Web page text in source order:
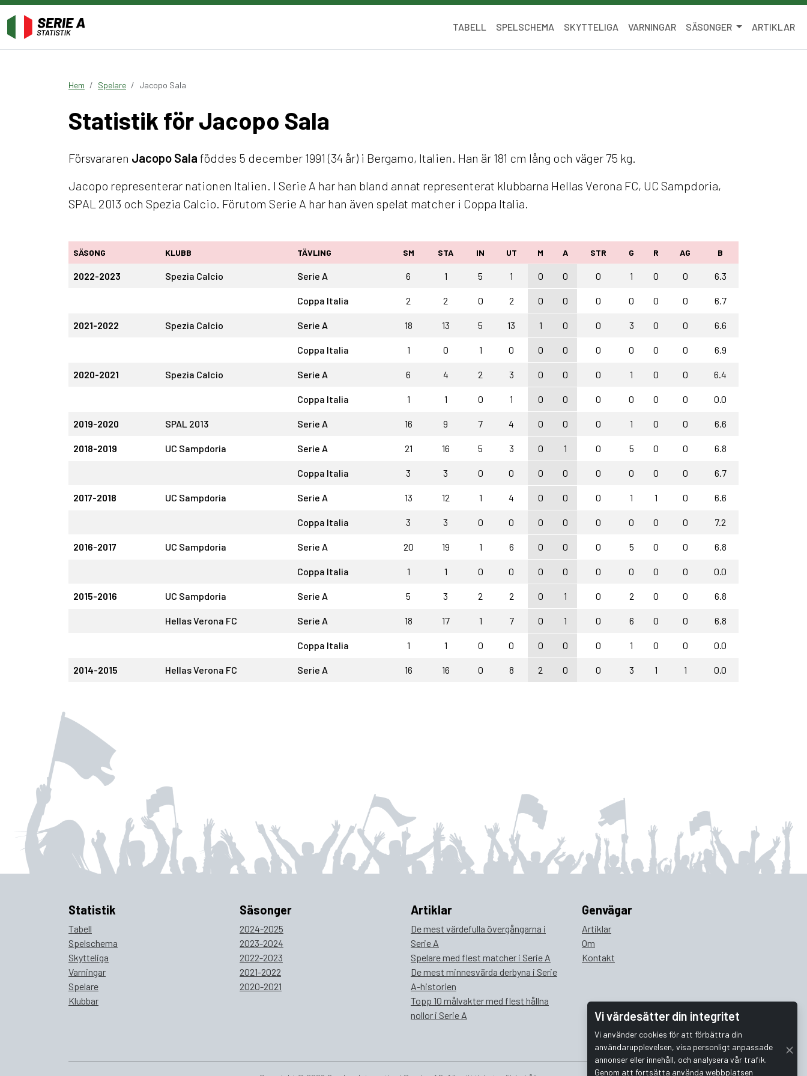
Vi värdesätter din integritet
Vi använder cookies för att förbättra din
användarupplevelsen, visa personligt anpassade
annonser eller innehåll, och analysera vår trafik.
Genom att fortsätta använda webbplatsen
TABELL SPELSCHEMA SKYTTELIGA VARNINGAR SÄSONGER ARTIKLAR
Hem Spelare Jacopo Sala
Statistik för Jacopo Sala
Försvararen Jacopo Sala föddes 5 december 1991 (34 år) i Bergamo, Italien. Han är 181 cm lång och väger 75 kg.
Jacopo representerar nationen Italien. I Serie A har han bland annat representerat klubbarna Hellas Verona FC, UC Sampdoria,
SPAL 2013 och Spezia Calcio. Förutom Serie A har han även spelat matcher i Coppa Italia.
SÄSONG KLUBB TÄVLING SM STA IN UT M A STR G R AG B
2022-2023 Spezia Calcio Serie A 6 1 5 1 0 0 0 1 0 0 6.3
Coppa Italia 2 2 0 2 0 0 0 0 0 0 6.7
2021-2022 Spezia Calcio Serie A 18 13 5 13 1 0 0 3 0 0 6.6
Coppa Italia 1 0 1 0 0 0 0 0 0 0 6.9
2020-2021 Spezia Calcio Serie A 6 4 2 3 0 0 0 1 0 0 6.4
Coppa Italia 1 1 0 1 0 0 0 0 0 0 0.0
2019-2020 SPAL 2013 Serie A 16 9 7 4 0 0 0 1 0 0 6.6
2018-2019 UC Sampdoria Serie A 21 16 5 3 0 1 0 5 0 0 6.8
Coppa Italia 3 3 0 0 0 0 0 0 0 0 6.7
2017-2018 UC Sampdoria Serie A 13 12 1 4 0 0 0 1 1 0 6.6
Coppa Italia 3 3 0 0 0 0 0 0 0 0 7.2
2016-2017 UC Sampdoria Serie A 20 19 1 6 0 0 0 5 0 0 6.8
Coppa Italia 1 1 0 0 0 0 0 0 0 0 0.0
2015-2016 UC Sampdoria Serie A 5 3 2 2 0 1 0 2 0 0 6.8
Hellas Verona FC Serie A 18 17 1 7 0 1 0 6 0 0 6.8
Coppa Italia 1 1 0 0 0 0 0 1 0 0 0.0
2014-2015 Hellas Verona FC Serie A 16 16 0 8 2 0 0 3 1 1 0.0
Statistik
Tabell
Spelschema
Skytteliga
Varningar
Spelare
Klubbar
Säsonger
2024-2025
2023-2024
2022-2023
2021-2022
2020-2021
Artiklar
De mest värdefulla övergångarna i
Serie A
Spelare med flest matcher i Serie A
De mest minnesvärda derbyna i Serie
A-historien
Topp 10 målvakter med flest hållna
nollor i Serie A
Genvägar
Artiklar
Om
Kontakt